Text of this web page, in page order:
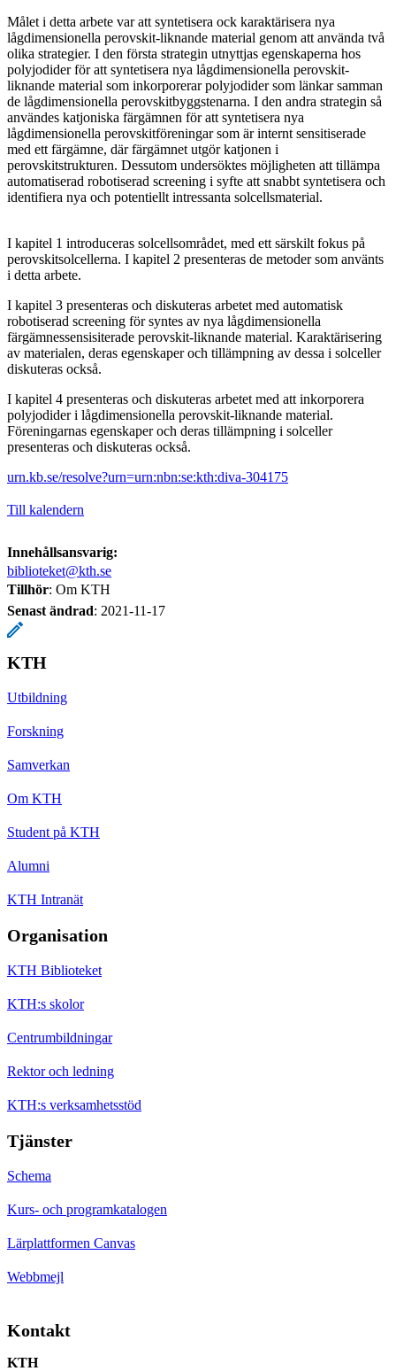
Målet i detta arbete var att syntetisera ock karaktärisera nya
lågdimensionella perovskit-liknande material genom att använda två
olika strategier. I den första strategin utnyttjas egenskaperna hos
polyjodider för att syntetisera nya lågdimensionella perovskit-
liknande material som inkorporerar polyjodider som länkar samman
de lågdimensionella perovskitbyggstenarna. I den andra strategin så
användes katjoniska färgämnen för att syntetisera nya
lågdimensionella perovskitföreningar som är internt sensitiserade
med ett färgämne, där färgämnet utgör katjonen i
perovskitstrukturen. Dessutom undersöktes möjligheten att tillämpa
automatiserad robotiserad screening i syfte att snabbt syntetisera och
identifiera nya och potentiellt intressanta solcellsmaterial.
I kapitel 1 introduceras solcellsområdet, med ett särskilt fokus på
perovskitsolcellerna. I kapitel 2 presenteras de metoder som använts
i detta arbete.
I kapitel 3 presenteras och diskuteras arbetet med automatisk
robotiserad screening för syntes av nya lågdimensionella
färgämnessensisiterade perovskit-liknande material. Karaktärisering
av materialen, deras egenskaper och tillämpning av dessa i solceller
diskuteras också.
I kapitel 4 presenteras och diskuteras arbetet med att inkorporera
polyjodider i lågdimensionella perovskit-liknande material.
Föreningarnas egenskaper och deras tillämpning i solceller
presenteras och diskuteras också.
urn.kb.se/resolve?urn=urn:nbn:se:kth:diva-304175
Till kalendern
Innehållsansvarig:
biblioteket@kth.se
Tillhör: Om KTH
Senast ändrad: 2021-11-17
KTH
Utbildning
Forskning
Samverkan
Om KTH
Student på KTH
Alumni
KTH Intranät
Organisation
KTH Biblioteket
KTH:s skolor
Centrumbildningar
Rektor och ledning
KTH:s verksamhetsstöd
Tjänster
Schema
Kurs- och programkatalogen
Lärplattformen Canvas
Webbmejl
Kontakt
KTH